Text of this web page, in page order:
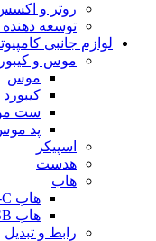
روتر و
توسعه
لوازم جانبی
موس و
موس
کیبورد
ست
پد
اسپیکر
هدست
هاب
هاب USB-C
هاب USB
رابط و تبدیل